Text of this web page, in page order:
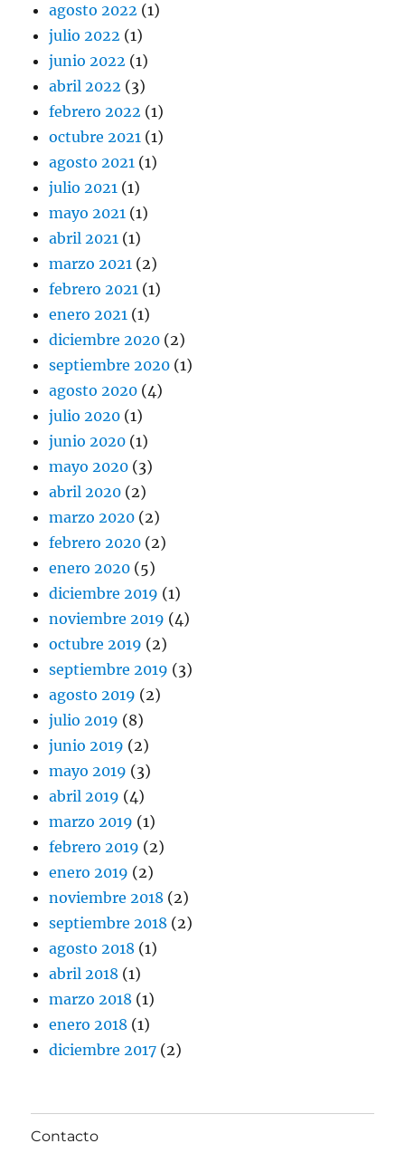
agosto 2022 (1)
julio 2022 (1)
junio 2022 (1)
abril 2022 (3)
febrero 2022 (1)
octubre 2021 (1)
agosto 2021 (1)
julio 2021 (1)
mayo 2021 (1)
abril 2021 (1)
marzo 2021 (2)
febrero 2021 (1)
enero 2021 (1)
diciembre 2020 (2)
septiembre 2020 (1)
agosto 2020 (4)
julio 2020 (1)
junio 2020 (1)
mayo 2020 (3)
abril 2020 (2)
marzo 2020 (2)
febrero 2020 (2)
enero 2020 (5)
diciembre 2019 (1)
noviembre 2019 (4)
octubre 2019 (2)
septiembre 2019 (3)
agosto 2019 (2)
julio 2019 (8)
junio 2019 (2)
mayo 2019 (3)
abril 2019 (4)
marzo 2019 (1)
febrero 2019 (2)
enero 2019 (2)
noviembre 2018 (2)
septiembre 2018 (2)
agosto 2018 (1)
abril 2018 (1)
marzo 2018 (1)
enero 2018 (1)
diciembre 2017 (2)
Contacto